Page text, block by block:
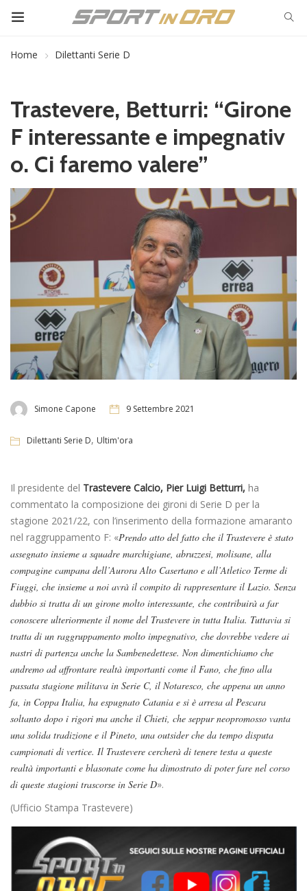
Home Dilettanti Serie D
Trastevere, Betturri: “Girone
F interessante e impegnativ
o. Ci faremo valere”
Simone Capone 9 Settembre 2021
Dilettanti Serie D, Ultim'ora
Il presidente del Trastevere Calcio, Pier Luigi Betturri, ha
commentato la composizione dei gironi di Serie D per la
stagione 2021/22, con l’inserimento della formazione amaranto
nel raggruppamento F: «Prendo atto del fatto che il Trastevere è stato
assegnato insieme a squadre marchigiane, abruzzesi, molisane, alla
compagine campana dell’Aurora Alto Casertano e all’Atletico Terme di
Fiuggi, che insieme a noi avrà il compito di rappresentare il Lazio. Senza
dubbio si tratta di un girone molto interessante, che contribuirà a far
conoscere ulteriormente il nome del Trastevere in tutta Italia. Tuttavia si
tratta di un raggruppamento molto impegnativo, che dovrebbe vedere ai
nastri di partenza anche la Sambenedettese. Non dimentichiamo che
andremo ad affrontare realtà importanti come il Fano, che fino alla
passata stagione militava in Serie C, il Notaresco, che appena un anno
fa, in Coppa Italia, ha espugnato Catania e si è arresa al Pescara
soltanto dopo i rigori ma anche il Chieti, che seppur neopromosso vanta
una solida tradizione e il Pineto, una outsider che da tempo disputa
campionati di vertice. Il Trastevere cercherà di tenere testa a queste
realtà importanti e blasonate come ha dimostrato di poter fare nel corso
di queste stagioni trascorse in Serie D».
(Ufficio Stampa Trastevere)